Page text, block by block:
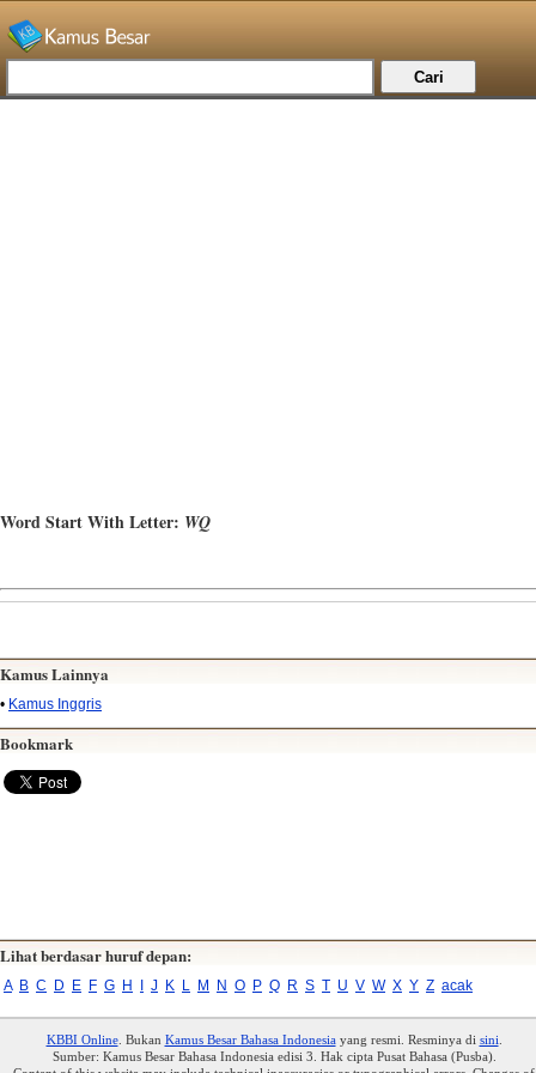
Word Start With Letter: WQ
Kamus Lainnya
• Kamus Inggris
Bookmark
Lihat berdasar huruf depan:
A B C D E F G H J K L M N O P Q R S T U V W X Y Z acak
KBBI Online. Bukan Kamus Besar Bahasa Indonesiayang resmi. Resminya di sini.
Sumber: Kamus Besar Bahasa Indonesia edisi 3. Hak cipta Pusat Bahasa (Pusba).